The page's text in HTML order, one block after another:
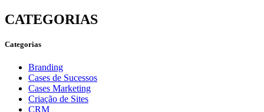
CATEGORIAS
Categorias
Branding
Cases de Sucessos
Cases Marketing
Criação de Sites
CRM